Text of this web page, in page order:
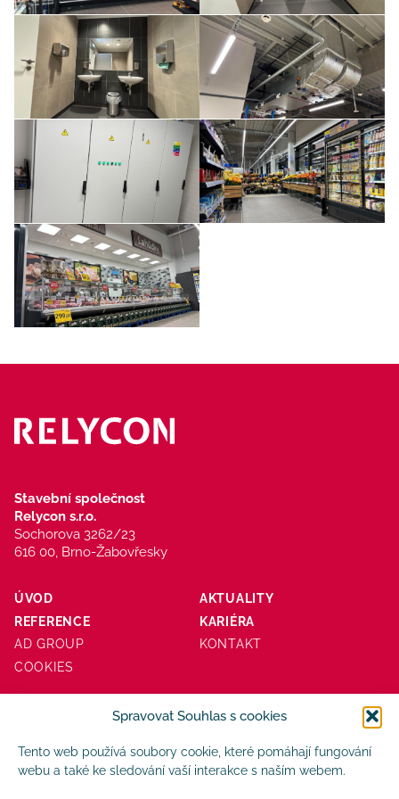
Spravovat Souhlas s cookies
Tento web používá soubory cookie, které pomáhají fungování
webu a také ke sledování vaší interakce s naším webem.
Stavební společnost
Relycon s.r.o.
Sochorova 3262/23
616 00, Brno-Žabovřesky
ÚVOD
AKTUALITY
REFERENCE
KARIÉRA
AD GROUP
KONTAKT
COOKIES